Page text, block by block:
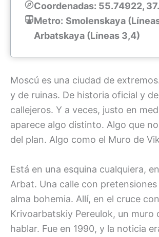
Coordenadas: 55.74922,
Metro: Smolenskaya
Arbatskaya (Líneas 3,4)
Moscú es una ciudad de
y de ruinas. De historia oficial y
callejeros. Y a veces, justo en
aparece algo distinto. Algo que
del plan. Algo como el Muro de
Está en una esquina cualquiera,
Arbat. Una calle con
alma bohemia. Allí, en el cruce con
Krivoarbatskiy Pereulok, un muro
hablar. Fue en 1990, y la noticia